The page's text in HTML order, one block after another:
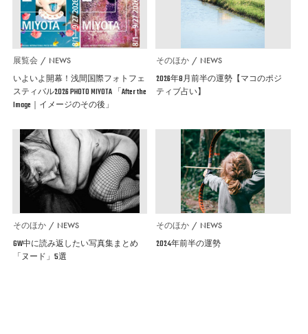
展覧会 NEWS
いよいよ開幕！浅間国際フォトフェ
スティバル2026 PHOTO MIYOTA 「After the
Image｜イメージのその後」
そのほか NEWS
2026年8月前半の運勢【マコのポジ
ティブ占い】
そのほか NEWS
GW中に読み返したい写真集まとめ
「ヌード」5選
そのほか NEWS
2024年前半の運勢